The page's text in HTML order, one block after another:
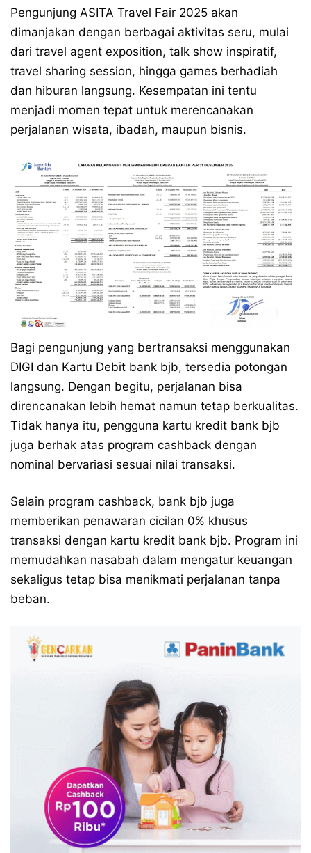
Pengunjung ASITA Travel Fair 2025 akan
dimanjakan dengan berbagai aktivitas seru, mulai
dari travel agent exposition, talk show inspiratif,
travel sharing session, hingga games berhadiah
dan hiburan langsung. Kesempatan ini tentu
menjadi momen tepat untuk merencanakan
perjalanan wisata, ibadah, maupun bisnis.
Bagi pengunjung yang bertransaksi menggunakan
DIGI dan Kartu Debit bank bjb, tersedia potongan
langsung. Dengan begitu, perjalanan bisa
direncanakan lebih hemat namun tetap berkualitas.
Tidak hanya itu, pengguna kartu kredit bank bjb
juga berhak atas program cashback dengan
nominal bervariasi sesuai nilai transaksi.
Selain program cashback, bank bjb juga
memberikan penawaran cicilan 0% khusus
transaksi dengan kartu kredit bank bjb. Program ini
memudahkan nasabah dalam mengatur keuangan
sekaligus tetap bisa menikmati perjalanan tanpa
beban.